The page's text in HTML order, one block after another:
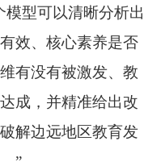
模型可以清晰分析出
效、核心素养是否
有没有被激发、教
成，并精准给出改
解边远地区教育发